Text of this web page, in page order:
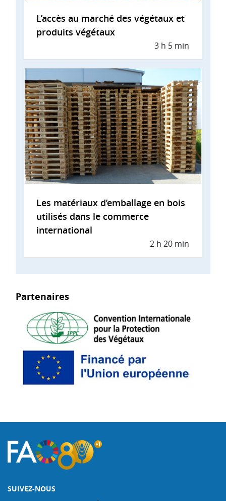
L’accès au marché des végétaux et
produits végétaux
3 h 5 min
Les matériaux d’emballage en bois
utilisés dans le commerce
international
2 h 20 min
Partenaires
SUIVEZ-NOUS